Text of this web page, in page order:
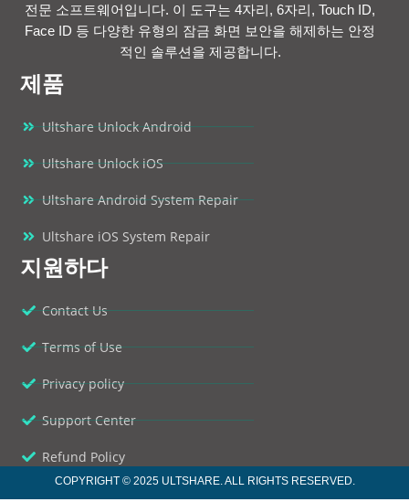
전문 소프트웨어입니다. 이 도구는 4자리, 6자리, Touch ID,
Face ID 등 다양한 유형의 잠금 화면 보안을 해제하는 안정
적인 솔루션을 제공합니다.
제품
Ultshare Unlock Android
Ultshare Unlock iOS
Ultshare Android System Repair
Ultshare iOS System Repair
지원하다
Contact Us
Terms of Use
Privacy policy
Support Center
Refund Policy
COPYRIGHT © 2025 ULTSHARE. ALL RIGHTS RESERVED.